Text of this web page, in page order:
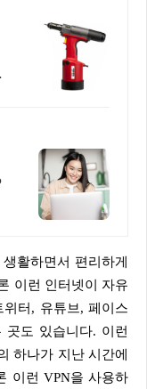
이런 인터넷이 자유
터, 유튜브, 페이스
도 있습니다. 이런
하나가 지난 시간에
이런 VPN을 사용하